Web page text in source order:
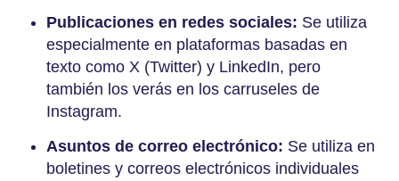
Publicaciones en redes sociales: Se utiliza
especialmente en plataformas basadas en
texto como X (Twitter) y LinkedIn, pero
también los verás en los carruseles de
Instagram.
Asuntos de correo electrónico: Se utiliza en
boletines y correos electrónicos individuales